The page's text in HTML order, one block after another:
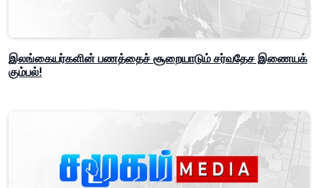
இலங்கையர்களின் பணத்தைச் சூறையாடும் சர்வதேச இணையக்
கும்பல்!